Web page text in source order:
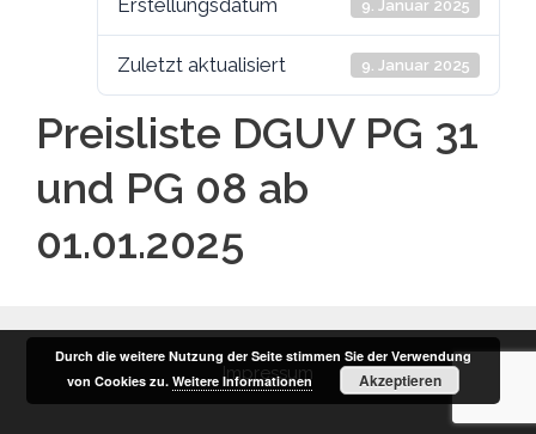
Erstellungsdatum 9. Januar 2025
Zuletzt aktualisiert 9. Januar 2025
Preisliste DGUV PG 31
und PG 08 ab
01.01.2025
Impressum
Durch die weitere Nutzung der Seite stimmen Sie der Verwendung
von Cookies zu.Weitere Informationen Akzeptieren